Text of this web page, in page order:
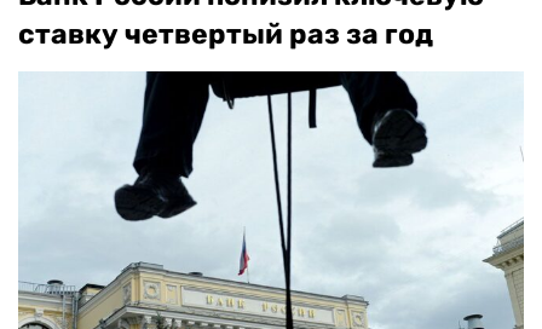
ставку четвертый раз за год